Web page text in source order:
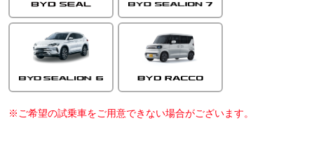
※ご希望の試乗車をご用意できない場合がございます。